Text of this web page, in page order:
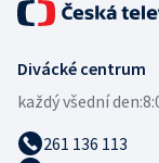
Divácké centrum
každý všední den:
261 136 113